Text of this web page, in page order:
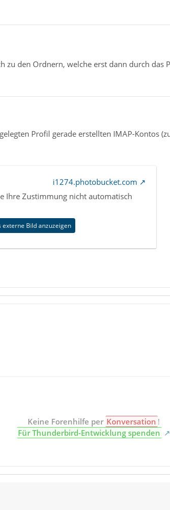
zu den Ordnern, welche erst dann durch das
Profil gerade erstellten IMAP-Kontos
i1274.photobucket.com
Ihre Zustimmung nicht automatisch
externe Bild anzuzeigen
Keine Forenhilfe per Konversation !
Für Thunderbird-Entwicklung spenden